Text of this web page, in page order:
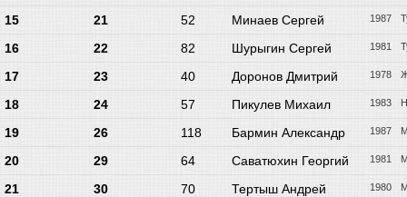
15 21 52 Минаев Сергей 1987
16 22 82 Шурыгин Сергей 1981
17 23 40 Доронов Дмитрий 1978
18 24 57 Пикулев Михаил 1983
19 26 118 Бармин Александр 1987
20 29 64 Саватюхин Георгий 1981
21 30 70 Тертыш Андрей 1980